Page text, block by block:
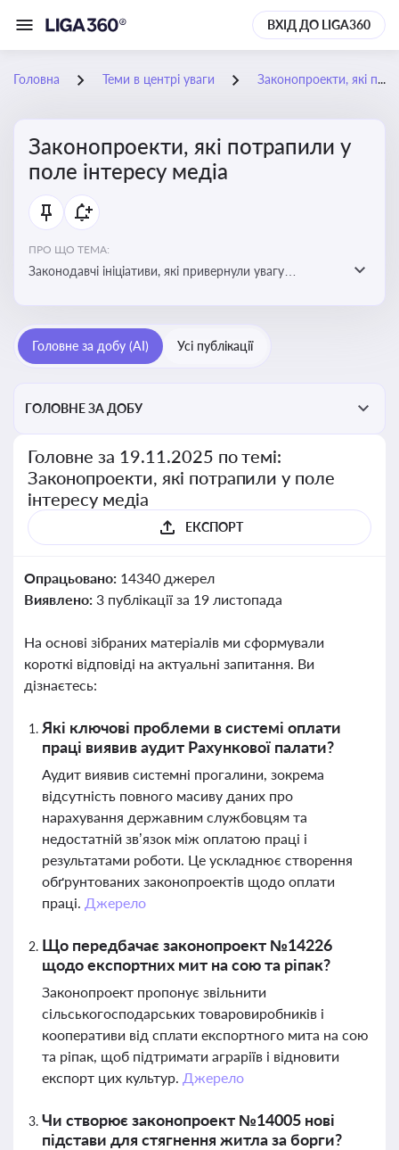
ВХІД ДО LIGA360
Головна Теми в центрі уваги Законопроекти, які потрапили у поле інтересу медіа
Законопроекти, які потрапили у
поле інтересу медіа
ПРО ЩО ТЕМА:
Законодавчі ініціативи, які привернули увагу
прийняття цих проектів пишуть в медіа. Які проекти
викликають найбільше критики
Головне за добу (AI) Усі публікації
ГОЛОВНЕ ЗА ДОБУ
Головне за 19.11.2025 по темі:
Законопроекти, які потрапили у поле
інтересу медіа
ЕКСПОРТ
Опрацьовано: 14340 джерел
Виявлено: 3 публікації за 19 листопада
На основі зібраних матеріалів ми сформували
короткі відповіді на актуальні запитання. Ви
дізнаєтесь:
Які ключові проблеми в системі оплати
праці виявив аудит Рахункової палати?
Аудит виявив системні прогалини, зокрема
відсутність повного масиву даних про
нарахування державним службовцям та
недостатній зв’язок між оплатою праці і
результатами роботи. Це ускладнює створення
обґрунтованих законопроектів щодо оплати
праці. Джерело
Що передбачає законопроект №14226
щодо експортних мит на сою та ріпак?
Законопроект пропонує звільнити
сільськогосподарських товаровиробників і
кооперативи від сплати експортного мита на сою
та ріпак, щоб підтримати аграріїв і відновити
експорт цих культур. Джерело
Чи створює законопроект №14005 нові
підстави для стягнення житла за борги?